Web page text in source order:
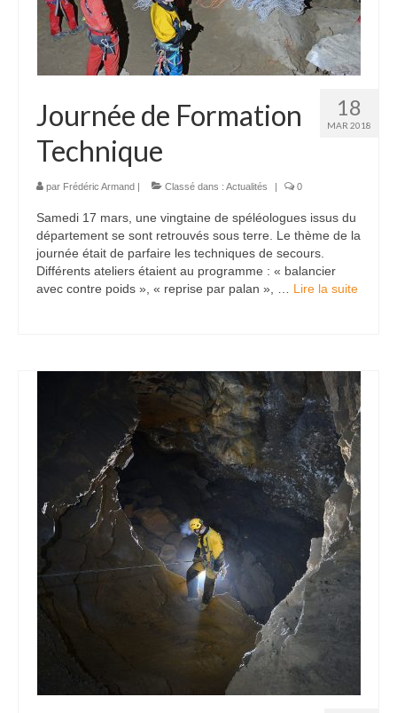
18
MAR 2018
Journée de Formation
Technique
par Frédéric Armand | Classé dans : Actualités | 0
Samedi 17 mars, une vingtaine de spéléologues issus du
département se sont retrouvés sous terre. Le thème de la
journée était de parfaire les techniques de secours.
Différents ateliers étaient au programme : « balancier
avec contre poids », « reprise par palan », … Lire la suite­­